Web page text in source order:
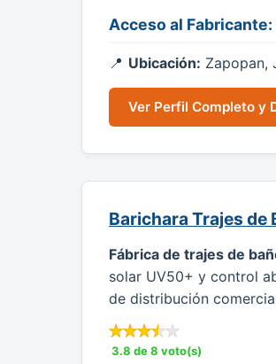
Acceso al Fabricante:
Ubicación: Zapopan,
Ver Perfil Completo y
Barichara Trajes de
Fábrica de trajes de
solar UV50+ y control
de distribución
3.8 de 8 voto(s)